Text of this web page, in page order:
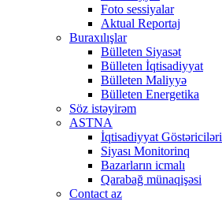
Foto sessiyalar
Aktual Reportaj
Buraxılışlar
Bülleten Siyasət
Bülleten İqtisadiyyat
Bülleten Maliyyə
Bülleten Energetika
Söz istəyirəm
ASTNA
İqtisadiyyat Göstəriciləri
Siyası Monitorinq
Bazarların icmalı
Qarabağ münaqişəsi
Contact az